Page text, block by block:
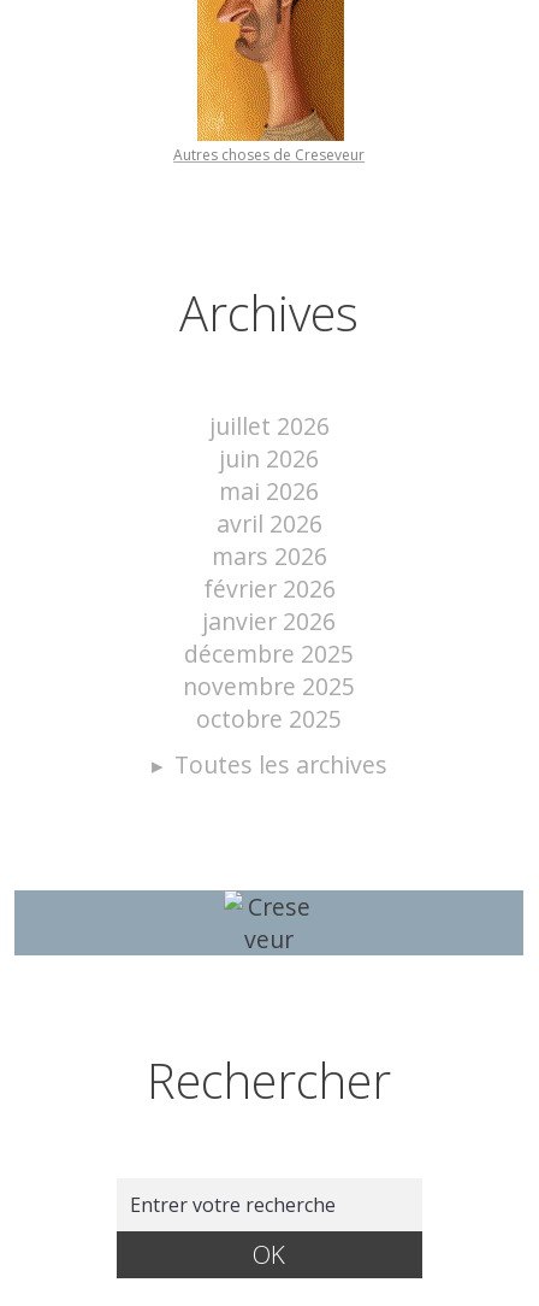
Autres choses de Creseveur
Archives
juillet 2026
juin 2026
mai 2026
avril 2026
mars 2026
février 2026
janvier 2026
décembre 2025
novembre 2025
octobre 2025
Toutes les archives
Rechercher